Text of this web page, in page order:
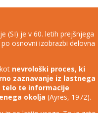
(SI) je v 60. letih prejšnjega
osnovni izobrazbi delovna
nevrološki proces, ki
zaznavanje iz lastnega
telo te informacije
okolja (Ayres, 1972).